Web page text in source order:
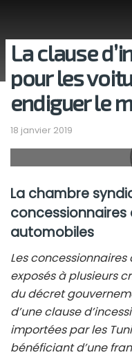
La clause
pour les
endiguer le
18 janvier 2019
La chambre
automobiles
Les
exposés à plusieurs
du décret
d’une clause
importées par les
bénéficiant d’une